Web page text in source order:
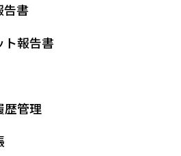
告書
ト報告書
歴管理